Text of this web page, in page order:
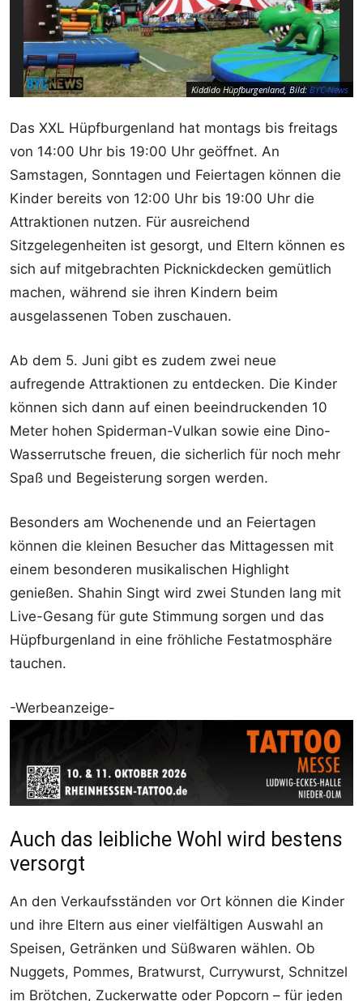
Kiddido Hüpfburgenland, Bild:BYC-News
Das XXL Hüpfburgenland hat montags bis freitags
von 14:00 Uhr bis 19:00 Uhr geöffnet. An
Samstagen, Sonntagen und Feiertagen können die
Kinder bereits von 12:00 Uhr bis 19:00 Uhr die
Attraktionen nutzen. Für ausreichend
Sitzgelegenheiten ist gesorgt, und Eltern können es
sich auf mitgebrachten Picknickdecken gemütlich
machen, während sie ihren Kindern beim
ausgelassenen Toben zuschauen.
Ab dem 5. Juni gibt es zudem zwei neue
aufregende Attraktionen zu entdecken. Die Kinder
können sich dann auf einen beeindruckenden 10
Meter hohen Spiderman-Vulkan sowie eine Dino-
Wasserrutsche freuen, die sicherlich für noch mehr
Spaß und Begeisterung sorgen werden.
Besonders am Wochenende und an Feiertagen
können die kleinen Besucher das Mittagessen mit
einem besonderen musikalischen Highlight
genießen. Shahin Singt wird zwei Stunden lang mit
Live-Gesang für gute Stimmung sorgen und das
Hüpfburgenland in eine fröhliche Festatmosphäre
tauchen.
-Werbeanzeige-
Auch das leibliche Wohl wird bestens
versorgt
An den Verkaufsständen vor Ort können die Kinder
und ihre Eltern aus einer vielfältigen Auswahl an
Speisen, Getränken und Süßwaren wählen. Ob
Nuggets, Pommes, Bratwurst, Currywurst, Schnitzel
im Brötchen, Zuckerwatte oder Popcorn – für jeden